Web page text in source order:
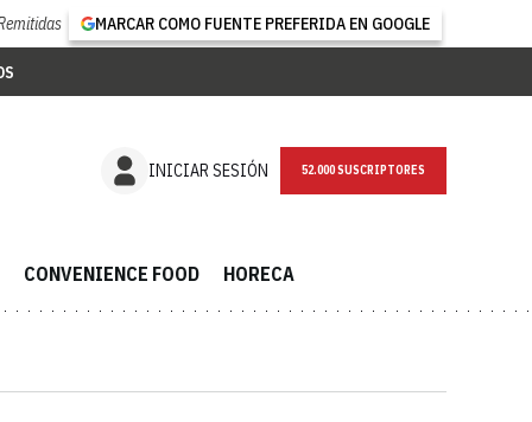
MARCAR COMO FUENTE PREFERIDA EN GOOGLE
INICIAR SESIÓN NEWSLETTER
CONVENIENCE FOOD HORECA